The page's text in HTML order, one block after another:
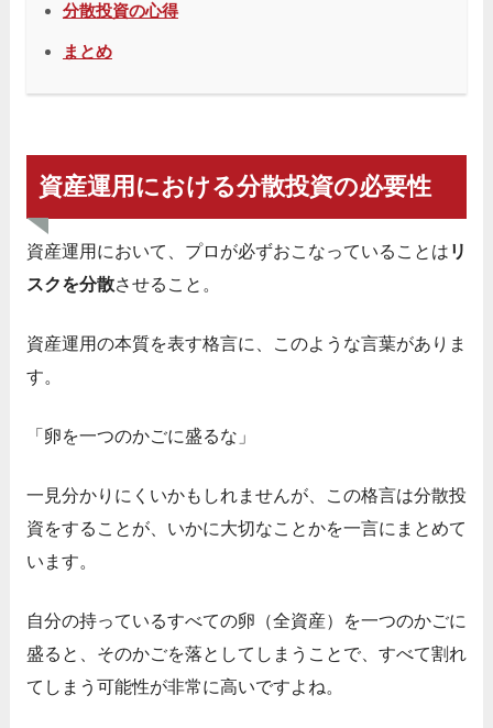
分散投資の心得
まとめ
資産運用における分散投資の必要性
資産運用において、プロが必ずおこなっていることは リ
スクを分散させること。
資産運用の本質を表す格言に、このような言葉がありま
す。
「卵を一つのかごに盛るな」
一見分かりにくいかもしれませんが、この格言は分散投
資をすることが、いかに大切なことかを一言にまとめて
います。
自分の持っているすべての卵（全資産）を一つのかごに
盛ると、そのかごを落としてしまうことで、すべて割れ
てしまう可能性が非常に高いですよね。